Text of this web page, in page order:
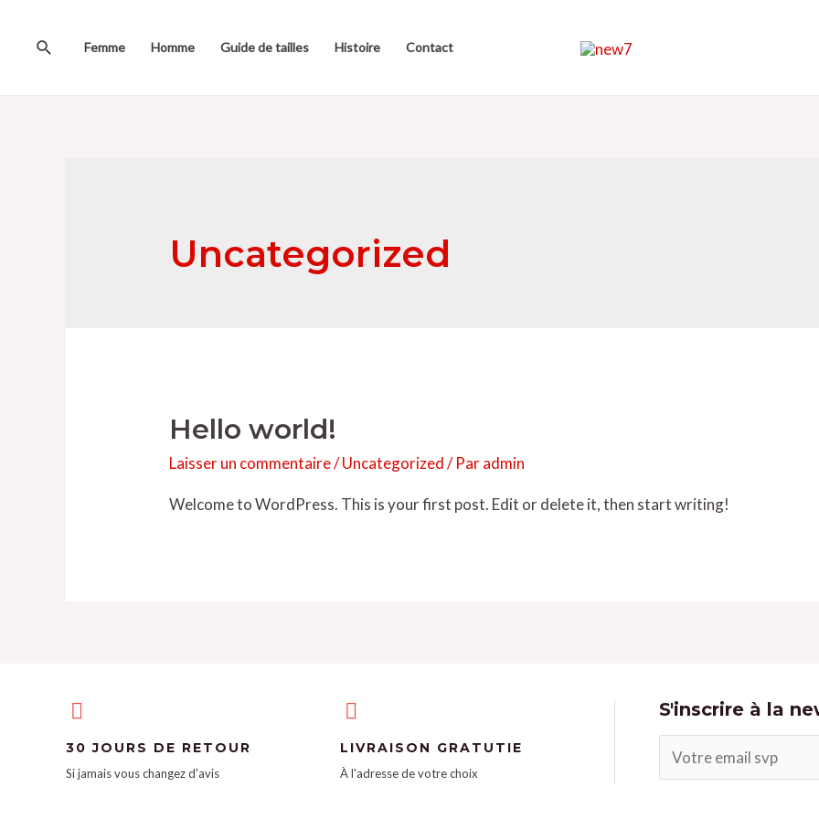
Femme Homme Guide de tailles Histoire Contact
Uncategorized
Hello world!
Laisser un commentaire/Uncategorized/ Paradmin
Welcome to WordPress. This is your first post. Edit or delete it, then start writing!
30 JOURS DE RETOUR
Si jamais vous changez d'avis
LIVRAISON GRATUTIE
À l'adresse de votre choix
S'inscrire à la